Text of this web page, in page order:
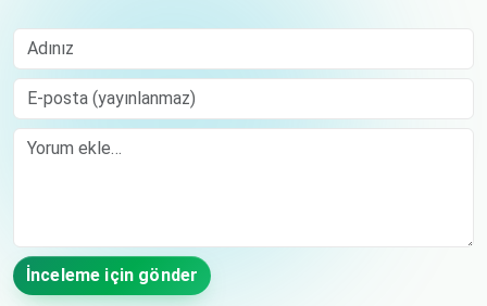
Adınız
E-posta (yayınlanmaz)
Comment
İnceleme için gönder